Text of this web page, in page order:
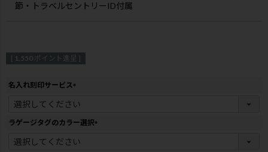
節・トラベルセントリーID付属
[ 1,550 ポイント進呈 ]
名入れ刻印サービス
必
須
ラゲージタグのカラー選択